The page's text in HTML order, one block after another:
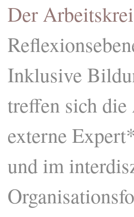
Der
Inklusive
treffen sich
externe
und im